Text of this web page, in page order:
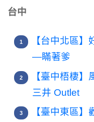
台中
【台中北區
—瞞著爹
【臺中梧棲
三井 Outlet
【臺中東區